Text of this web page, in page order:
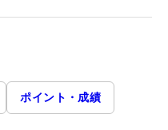
ポイント・成績